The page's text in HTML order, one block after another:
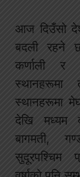
आज दिउँसो
बदली रहने
कर्णाली र
स्थानहरूमा
स्थानहरूमा
देखि मध्यम
बागमती,
सुदूरपश्चिम